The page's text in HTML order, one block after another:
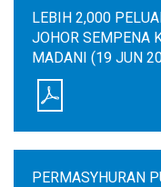
LEBIH 2,000
JOHOR SEMPENA
MADANI (19 JUN
PERMASYHURAN